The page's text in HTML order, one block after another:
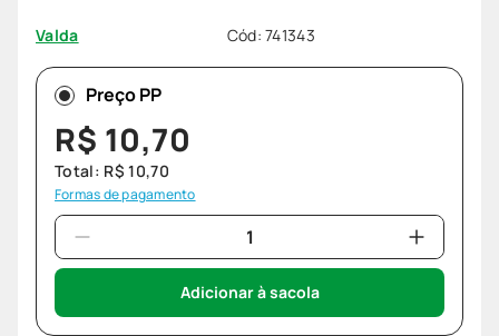
Valda Cód:741343
Preço PP
R$ 10,70
Total: R$ 10,70
Formas de pagamento
Adicionar à sacola